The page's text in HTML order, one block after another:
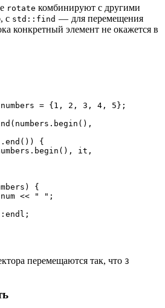
rotate комбинируют с другими
с std::find — для перемещения
конкретный элемент не окажется в
numbers = {1, 2, 3, 4, 5};
{
{
num << " ";
перемещаются так, что 3